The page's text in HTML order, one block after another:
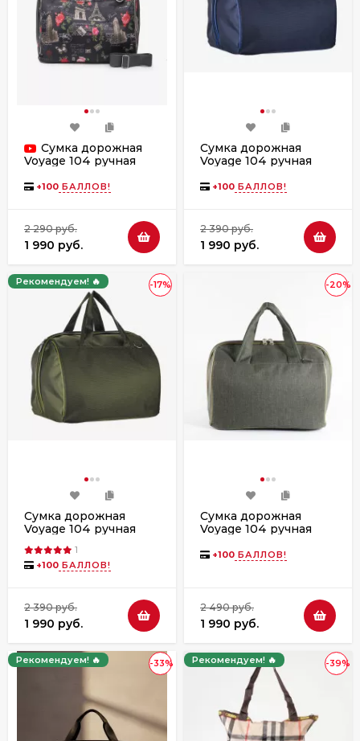
Сумка дорожная
Voyage 104 ручная
+100 БАЛЛОВ!
2 290 руб.
1 990 руб.
Сумка дорожная
Voyage 104 ручная
+100 БАЛЛОВ!
2 390 руб.
1 990 руб.
-17%
Рекомендуем! 🔥
Сумка дорожная
Voyage 104 ручная
1
+100 БАЛЛОВ!
2 390 руб.
1 990 руб.
-20%
Сумка дорожная
Voyage 104 ручная
джинс
+100 БАЛЛОВ!
2 490 руб.
1 990 руб.
-33%
Рекомендуем! 🔥 -39%
Рекомендуем! 🔥